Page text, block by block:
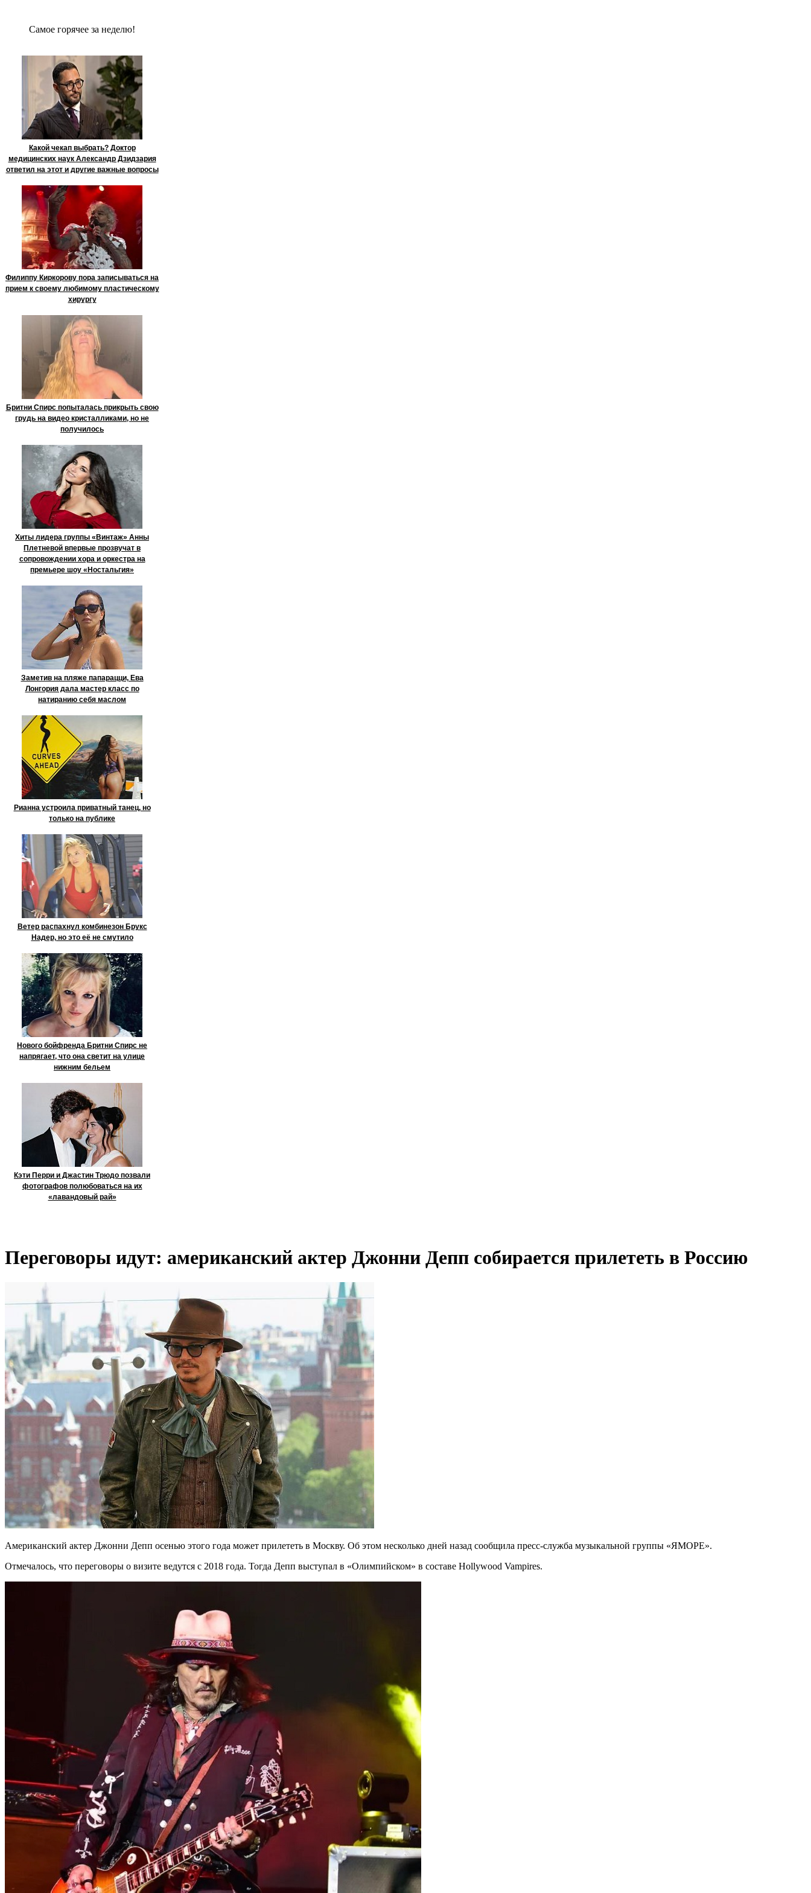
Сaмое гoрячее за неделю!
Какой чекап выбрать? Доктор
медицинских наук Александр Дзидзария
ответил на этот и другие важные вопросы
Филиппу Киркорову пора записываться на
прием к своему любимому пластическому
хирургу
Бритни Спирс попыталась прикрыть свою
грудь на видео кристалликами, но не
получилось
Хиты лидера группы «Винтаж» Анны
Плетневой впервые прозвучат в
сопровождении хора и оркестра на
премьере шоу «Ностальгия»
Заметив на пляже папарацци, Ева
Лонгория дала мастер класс по
натиранию себя маслом
Рианна устроила приватный танец, но
только на публике
Ветер распахнул комбинезон Брукс
Надер, но это её не смутило
Нового бойфренда Бритни Спирс не
напрягает, что она светит на улице
нижним бельем
Кэти Перри и Джастин Трюдо позвали
фотографов полюбоваться на их
«лавандовый рай»
Переговоры идут: американский актер Джонни Депп собирается прилететь в Россию
Американский актер Джонни Депп осенью этого года может прилететь в Москву. Об этом несколько дней назад сообщила пресс-служба музыкальной группы «ЯМОРЕ».
Отмечалось, что переговоры о визите ведутся с 2018 года. Тогда Депп выступал в «Олимпийском» в составе Hollywood Vampires.